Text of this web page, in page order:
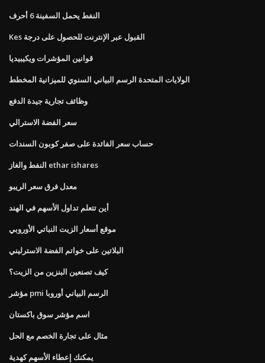
النفط يحمل السفينة 6 أحرف
Kes القبول عبر الإنترنت للحصول على درجة
قوانين المؤشرات ويكيبيديا
الولايات المتحدة الرسم البياني السنوي للميزانية المخطط
وظائف تجارية جيدة الدفع
سعر الفضة الاسترالي
حساب سعر الفائدة على صفر كوبون السندات
النفط والغاز ethar ishares
معدل فرق سعر الريبو
أين تتعلم تداول الأسهم في الهند
موقع أسعار الزيت النباتي الأوروبي
البلاتين على خواتم الفضة الاسترليني
كيف تصنعين البنزين من الزيت؟
مؤشر pmi الرسم البياني أوروبا
اسم مؤشر سوق باكستان
مثال على تجارة الخصم مع الحل
يمكنك إعطاء الأسهم كهدية